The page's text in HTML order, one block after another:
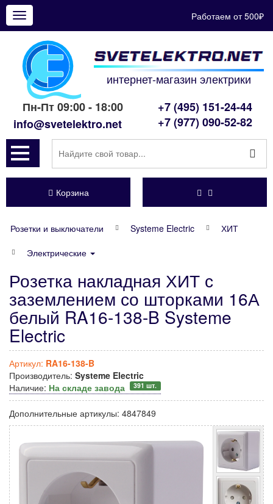
Показать
меню
Работаем от 500₽
интернет-магазин электрики
Пн-Пт 09:00 - 18:00
info@svetelektro.net
+7 (495) 151-24-44
+7 (977) 090-52-82
Корзина
Розетки и выключатели Systeme Electric
ХИТ
Электрические
Розетка накладная ХИТ с
заземлением со шторками 16А
белый RA16-138-B Systeme
Electric
Артикул: RA16-138-B
Производитель: Systeme Electric
Наличие: На складе завода 391 шт.
Дополнительные артикулы: 4847849